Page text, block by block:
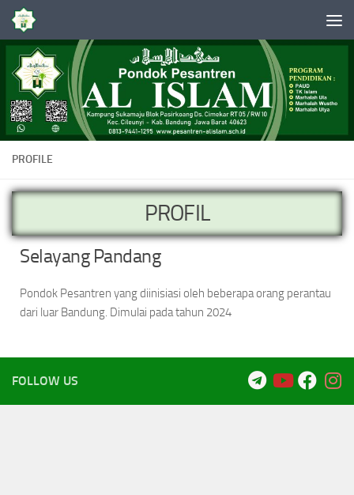
Skip to content
PROFILE
PROFIL
Selayang Pandang
Pondok Pesantren yang diinisiasi oleh beberapa orang perantau
dari luar Bandung. Dimulai pada tahun 2024
FOLLOW US